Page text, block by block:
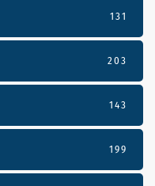
131
203
143
199